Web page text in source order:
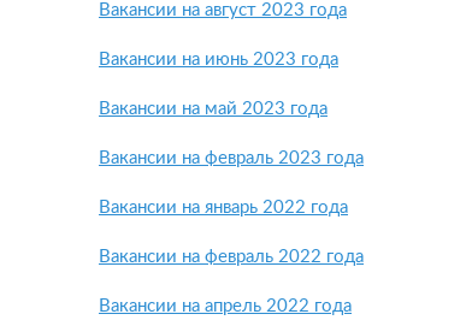
Вакансии на август 2023 года
Вакансии на июнь 2023 года
Вакансии на май 2023 года
Вакансии на февраль 2023 года
Вакансии на январь 2022 года
Вакансии на февраль 2022 года
Вакансии на апрель 2022 года